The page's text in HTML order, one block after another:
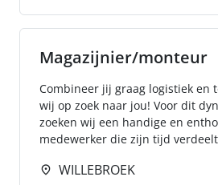
Magazijnier/monteur
Combineer jij graag logistiek en
wij op zoek naar jou! Voor dit
zoeken wij een handige en
medewerker die zijn tijd
WILLEBROEK